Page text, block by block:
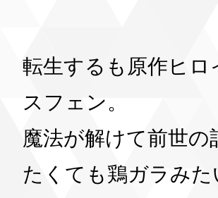
転生するも原作ヒ
スフェン。
魔法が解けて前世
たくても鶏ガラみ